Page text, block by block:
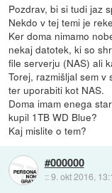
Pozdrav, bi si tudi jaz
Nekdo v tej temi je
Ker doma nimamo
nekaj datotek, ki so
file serverju (NAS) ali
Torej, razmišljal sem
ter uporabiti kot NAS.
Doma imam enega
kupil 1TB WD Blue?
Kaj mislite o tem?
#000000
::9. okt 2016,